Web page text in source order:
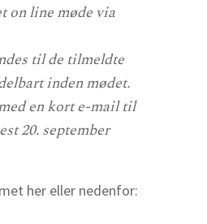
on line møde via
til de tilmeldte
inden mødet.
en kort e-mail til
20. september
her eller nedenfor: